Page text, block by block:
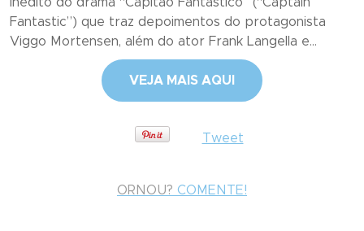
Fantastic”) que traz depoimentos do protagonista
Viggo Mortensen, além do ator Frank Langella e...
VEJA MAIS AQUI
Tweet
ORNOU? COMENTE!